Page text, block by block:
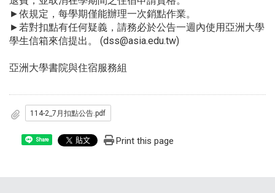
►依規定，每學期僅能辦理一次銷點作業。
►若對扣點有任何疑義，請務必於公告一週內使用亞洲大學
學生信箱來信提出。 (dss@asia.edu.tw)
亞洲大學書院與住宿服務組
114-2_7月扣點公告.pdf
Share Print this page